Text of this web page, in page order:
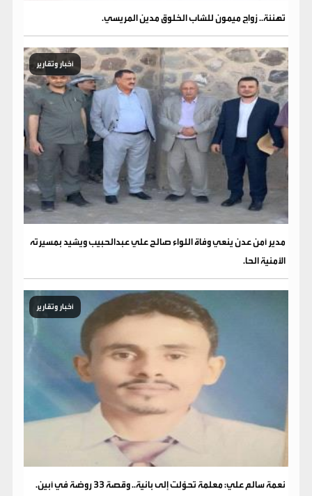
تهنئة.. زواج ميمون للشاب الخلوق مدين المريسي.
أخبار وتقارير
مدير أمن عدن ينعي وفاة اللواء صالح علي عبدالحبيب ويشيد بمسيرته
الأمنية الحا.
أخبار وتقارير
نعمة سالم علي: معلمة تحوّلت إلى بانية.. وقصة 33 روضة في أبين.